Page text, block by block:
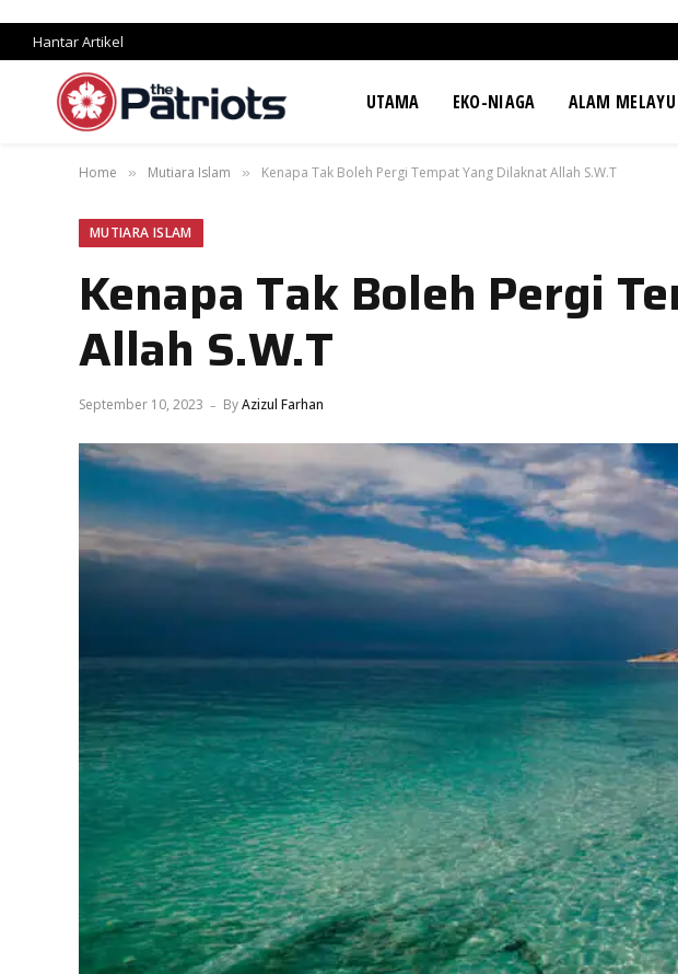
Hantar Artikel
UTAMA EKO-NIAGA ALAM MELAYU
Home » Mutiara Islam » Kenapa Tak Boleh Pergi Tempat Yang Dilaknat Allah S.W.T
MUTIARA ISLAM
Kenapa Tak Boleh Pergi
Allah S.W.T
September 10, 2023 ByAzizul Farhan